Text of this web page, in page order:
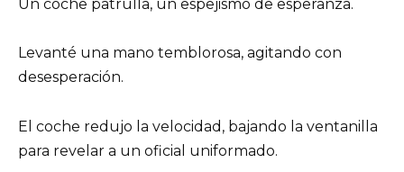
Un coche patrulla, un espejismo de esperanza.
Levanté una mano temblorosa, agitando con
desesperación.
El coche redujo la velocidad, bajando la ventanilla
para revelar a un oficial uniformado.